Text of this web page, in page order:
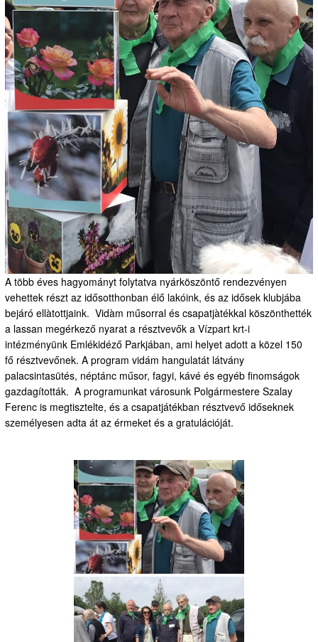
A több éves hagyományt folytatva nyárköszöntő rendezvényen
vehettek részt az idősotthonban élő lakóink, és az idősek klubjába
bejáró ellàtottjaink. Vidàm műsorral és csapatjàtékkal köszönthették
a lassan megérkező nyarat a résztvevők a Vízpart krt-i
intézményünk Emlékidéző Parkjában, ami helyet adott a közel 150
fő résztvevőnek. A program vidám hangulatát látvány
palacsintasütés, néptánc műsor, fagyi, kávé és egyéb finomságok
gazdagították. A programunkat városunk Polgármestere Szalay
Ferenc is megtisztelte, és a csapatjátékban résztvevő időseknek
személyesen adta át az érmeket és a gratulációját.